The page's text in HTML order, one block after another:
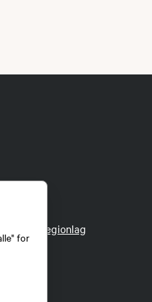
for
eller regionlag